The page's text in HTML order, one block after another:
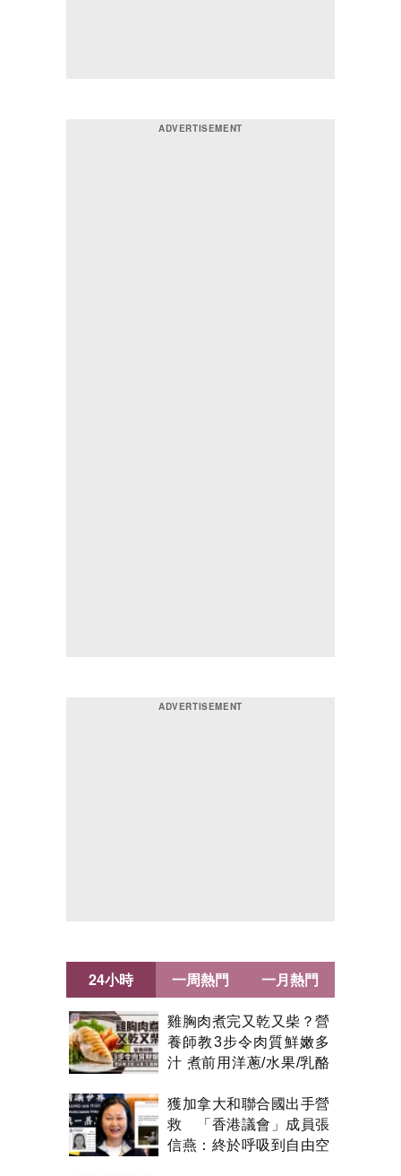
24小時
雞胸肉煮完又乾又柴？營
養師教3步令肉質鮮嫩多
汁 煮前用洋蔥/水果/乳酪
獲加拿大和聯合國出手營
救 「香港議會」成員張
信燕：終於呼吸到自由空
一周熱門 一月熱門